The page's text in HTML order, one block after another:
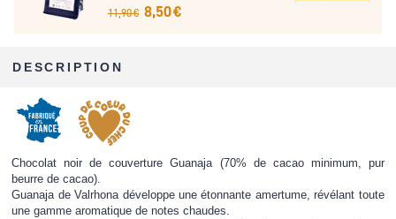
11,90 € 8,50 €
DESCRIPTION
Chocolat noir de couverture Guanaja (70% de cacao minimum, pur
beurre de cacao).
Guanaja de Valrhona développe une étonnante amertume, révélant toute
une gamme aromatique de notes chaudes.